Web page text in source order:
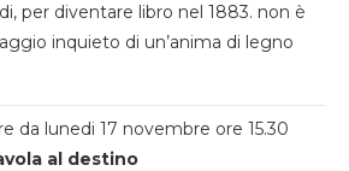
per diventare libro nel 1883. non è
inquieto di un’anima di legno
da lunedi 17 novembre ore 15.30
al destino